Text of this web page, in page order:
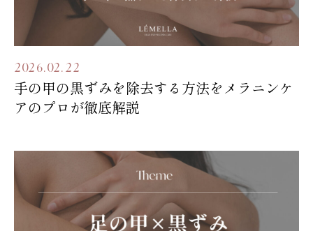
2026.02.22
手の甲の黒ずみを除去する方法をメラニンケ
アのプロが徹底解説